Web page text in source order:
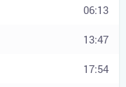
06:13
13:47
17:54